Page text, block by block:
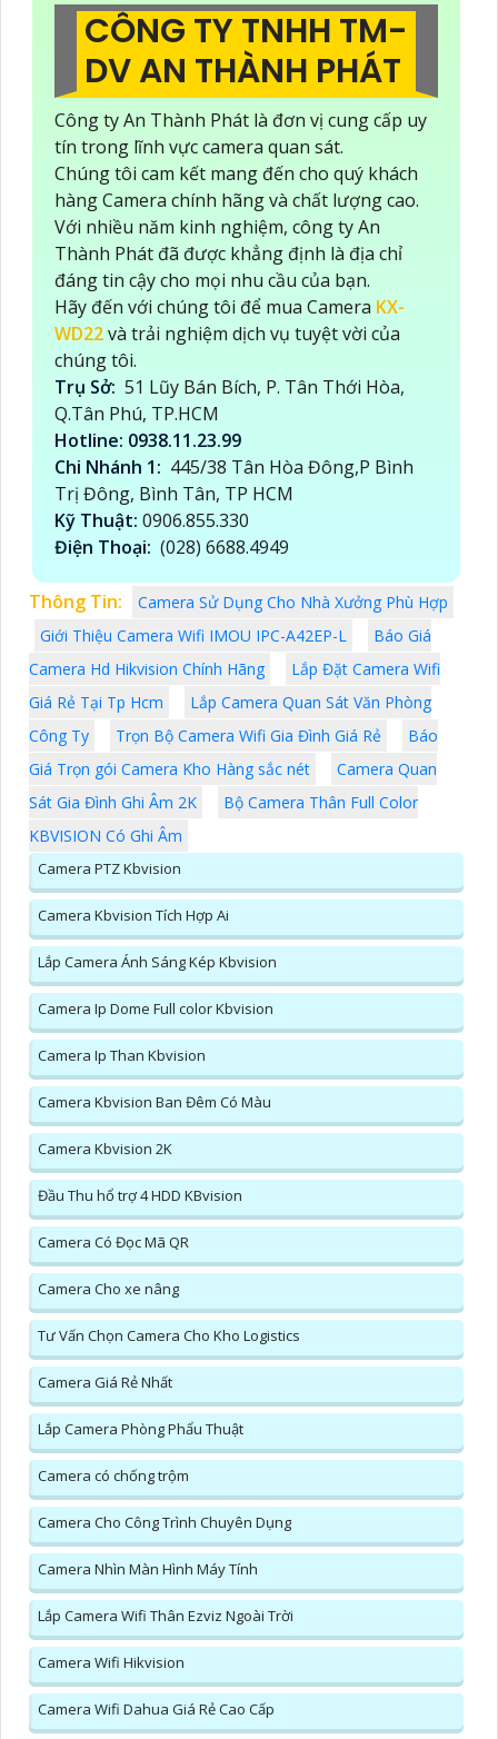
CÔNG TY TNHH TM-
DV AN THÀNH PHÁT
Công ty An Thành Phát là đơn vị cung cấp uy
tín trong lĩnh vực camera quan sát.
Chúng tôi cam kết mang đến cho quý khách
hàng Camera chính hãng và chất lượng cao.
Với nhiều năm kinh nghiệm, công ty An
Thành Phát đã được khẳng định là địa chỉ
đáng tin cậy cho mọi nhu cầu của bạn.
Hãy đến với chúng tôi để mua Camera KX-
WD22và trải nghiệm dịch vụ tuyệt vời của
chúng tôi.
Trụ Sở: 51 Lũy Bán Bích, P. Tân Thới Hòa,
Q.Tân Phú, TP.HCM
Hotline: 0938.11.23.99
Chi Nhánh 1: 445/38 Tân Hòa Đông,P Bình
Trị Đông, Bình Tân, TP HCM
Kỹ Thuật: 0906.855.330
Điện Thoại: (028) 6688.4949
Thông Tin:
Camera Sử Dụng Cho Nhà Xưởng Phù Hợp
Giới Thiệu Camera Wifi IMOU IPC-A42EP-L
Báo Giá
Camera Hd Hikvision Chính Hãng
Lắp Đặt Camera Wifi
Giá Rẻ Tại Tp Hcm
Lắp Camera Quan Sát Văn Phòng
Công Ty
Trọn Bộ Camera Wifi Gia Đình Giá Rẻ
Báo
Giá Trọn gói Camera Kho Hàng sắc nét
Camera Quan
Sát Gia Đình Ghi Âm 2K
Bộ Camera Thân Full Color
KBVISION Có Ghi Âm
Camera PTZ Kbvision
Camera Kbvision Tích Hợp Ai
Lắp Camera Ánh Sáng Kép Kbvision
Camera Ip Dome Full color Kbvision
Camera Ip Than Kbvision
Camera Kbvision Ban Đêm Có Màu
Camera Kbvision 2K
Đầu Thu hổ trợ 4 HDD KBvision
Camera Có Đọc Mã QR
Camera Cho xe nâng
Tư Vấn Chọn Camera Cho Kho Logistics
Camera Giá Rẻ Nhất
Lắp Camera Phòng Phẩu Thuật
Camera có chống trộm
Camera Cho Công Trình Chuyên Dụng
Camera Nhìn Màn Hình Máy Tính
Lắp Camera Wifi Thân Ezviz Ngoài Trời
Camera Wifi Hikvision
Camera Wifi Dahua Giá Rẻ Cao Cấp